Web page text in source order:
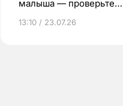
малыша — проверьте
по ОМС!
13:10 / 23.07.26